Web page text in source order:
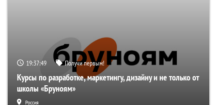
19:37:48 Получи первым!
Курсы по разработке, маркетингу, дизайну и не только от
школы «Бруноям»
Россия